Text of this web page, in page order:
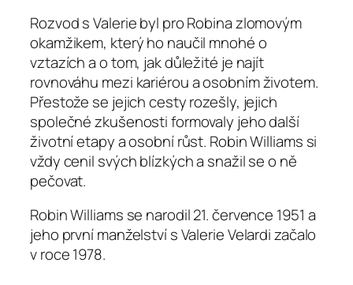
Rozvod s Valerie byl pro Robina zlomovým
okamžikem, který ho naučil mnohé o
vztazích a o tom, jak důležité je najít
rovnováhu mezi kariérou a osobním životem.
Přestože se jejich cesty rozešly, jejich
společné zkušenosti formovaly jeho další
životní etapy a osobní růst. Robin Williams si
vždy cenil svých blízkých a snažil se o ně
pečovat.
Robin Williams se narodil 21. července 1951 a
jeho první manželství s Valerie Velardi začalo
v roce 1978.